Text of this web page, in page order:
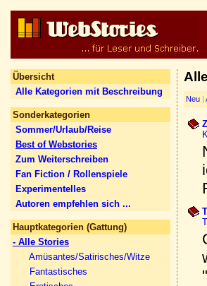
Übersicht
Alle Kategorien mit Beschreibung
Sonderkategorien
Sommer/Urlaub/Reise
Best of Webstories
Zum Weiterschreiben
Fan Fiction / Rollenspiele
Experimentelles
Autoren empfehlen sich ...
Hauptkategorien (Gattung)
- Alle Stories
Amüsantes/Satirisches/Witze
Fantastisches
Neu |